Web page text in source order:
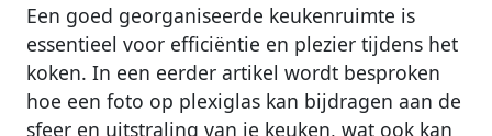
Een goed georganiseerde keukenruimte is
essentieel voor efficiëntie en plezier tijdens het
koken. In een eerder artikel wordt besproken
hoe een foto op plexiglas kan bijdragen aan de
sfeer en uitstraling van je keuken, wat ook kan